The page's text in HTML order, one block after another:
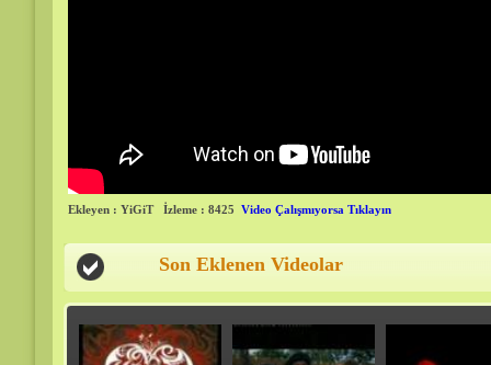
Ekleyen : YiGiT İzleme : 8425 Video Çalışmıyorsa Tıklayın
Son Eklenen Videolar